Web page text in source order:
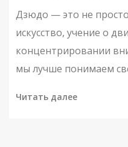
Дзюдо — это не
искусство, учение о
концентрировании
мы лучше понимаем
трудности. В нашем
Читать далее